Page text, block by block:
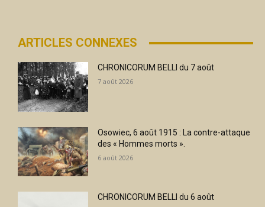
ARTICLES CONNEXES
CHRONICORUM BELLI du 7 août
7 août 2026
Osowiec, 6 août 1915 : La contre-attaque
des « Hommes morts ».
6 août 2026
CHRONICORUM BELLI du 6 août